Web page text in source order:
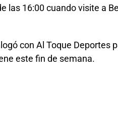
las 16:00 cuando visite a
con Al Toque Deportes
este fin de semana.